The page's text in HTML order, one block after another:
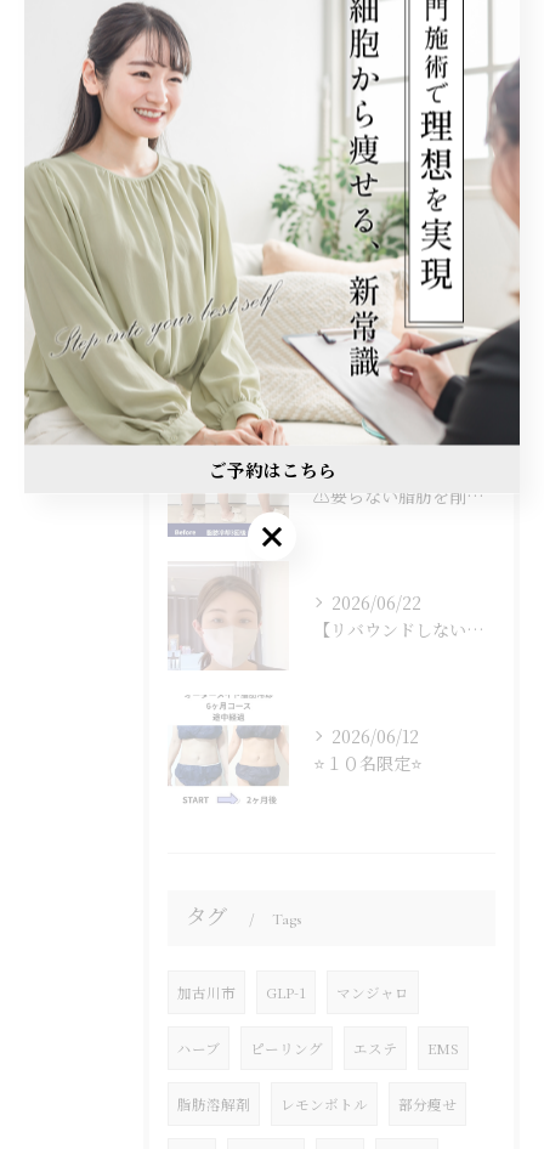
加古川市の痩身
三木市の痩身
西宮市の痩身
最近の投稿 Recent Posts
2026/07/12
⚠️要らない脂肪を削ぎ落とし⚠️
2026/06/22
【リバウンドしない体】
2026/06/12
⭐１０名限定⭐
タグ Tags
加古川市 GLP-1 マンジャロ
ハーブ ピーリング エステ EMS
脂肪溶解剤 レモンボトル 部分瘦せ
ご予約はこちら